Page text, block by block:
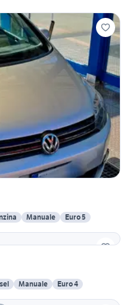
Manuale
Euro 5
Manuale Euro 4